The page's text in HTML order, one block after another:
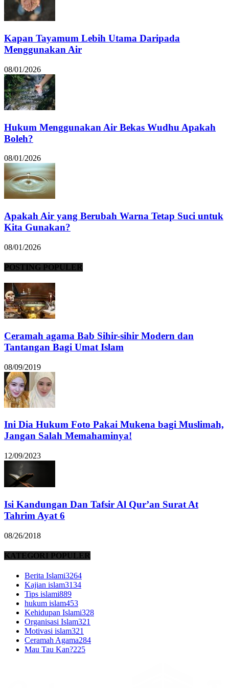
Kapan Tayamum Lebih Utama Daripada
Menggunakan Air
08/01/2026
Hukum Menggunakan Air Bekas Wudhu Apakah
Boleh?
08/01/2026
Apakah Air yang Berubah Warna Tetap Suci untuk
Kita Gunakan?
08/01/2026
POSTING POPULER
Ceramah agama Bab Sihir-sihir Modern dan
Tantangan Bagi Umat Islam
08/09/2019
Ini Dia Hukum Foto Pakai Mukena bagi Muslimah,
Jangan Salah Memahaminya!
12/09/2023
Isi Kandungan Dan Tafsir Al Qur’an Surat At
Tahrim Ayat 6
08/26/2018
KATEGORI POPULER
Berita Islami3264
Kajian islam3134
Tips islami889
hukum islam453
Kehidupan Islami328
Organisasi Islam321
Motivasi islam321
Ceramah Agama284
Mau Tau Kan?225